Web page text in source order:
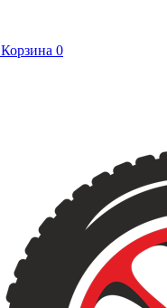
Корзина 0